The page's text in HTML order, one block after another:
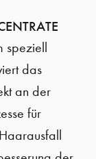
das
an der
für